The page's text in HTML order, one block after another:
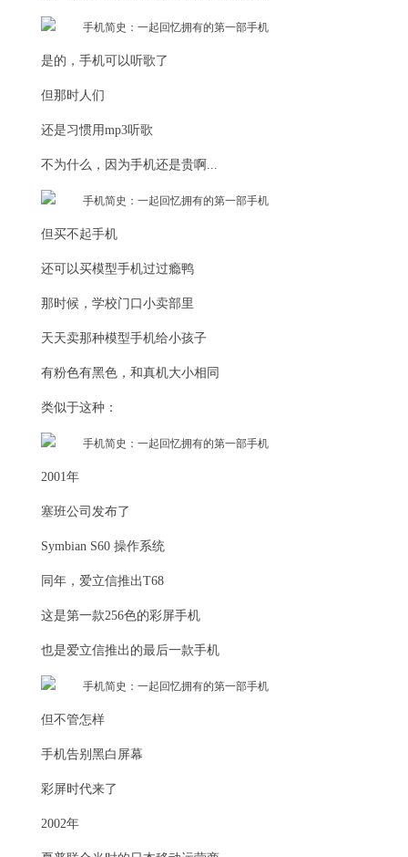
是的，手机可以听歌了
但那时人们
还是习惯用mp3听歌
不为什么，因为手机还是贵啊...
但买不起手机
还可以买模型手机过过瘾鸭
那时候，学校门口小卖部里
天天卖那种模型手机给小孩子
有粉色有黑色，和真机大小相同
类似于这种：
2001年
塞班公司发布了
Symbian S60 操作系统
同年，爱立信推出T68
这是第一款256色的彩屏手机
也是爱立信推出的最后一款手机
但不管怎样
手机告别黑白屏幕
彩屏时代来了
2002年